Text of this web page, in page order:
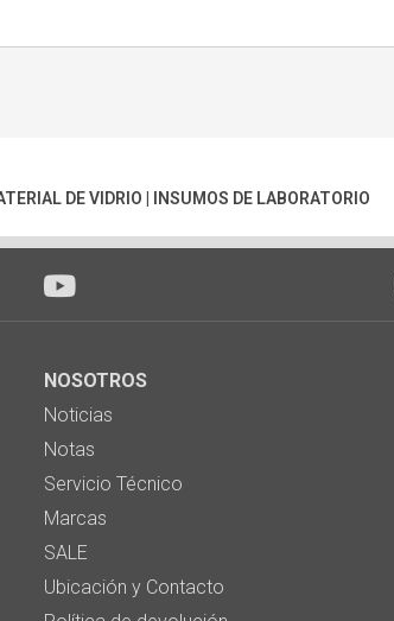
DE VIDRIO INSUMOS DE LABORATORIO
NOSOTROS
Noticias
Notas
Servicio Técnico
Marcas
SALE
Ubicación y Contacto